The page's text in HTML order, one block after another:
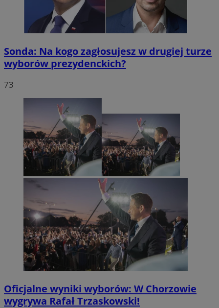
Sonda: Na kogo zagłosujesz w drugiej turze
wyborów prezydenckich?
73
Oficjalne wyniki wyborów: W Chorzowie
wygrywa Rafał Trzaskowski!